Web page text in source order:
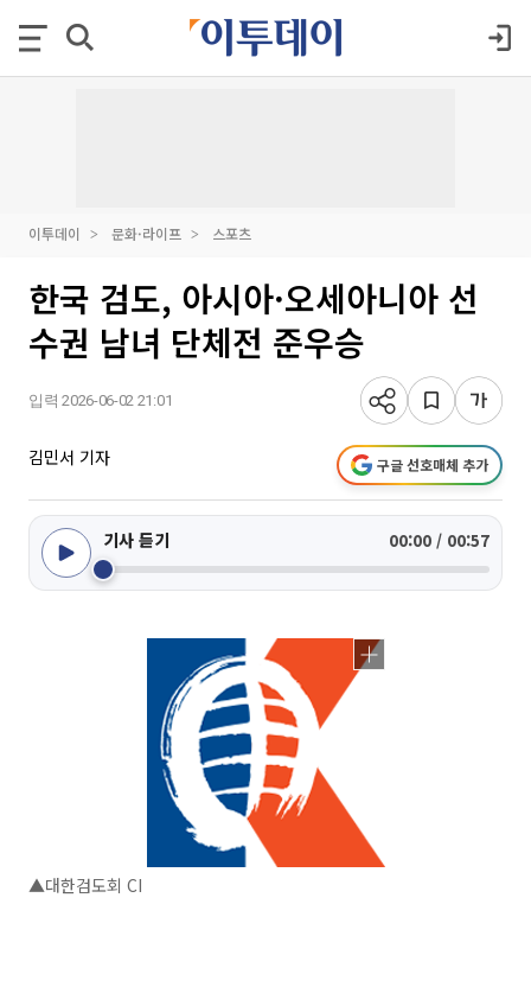
이투데이 문화·라이프 스포츠
한국 검도, 아시아·오세아니아 선
수권 남녀 단체전 준우승
입력 2026-06-02 21:01
김민서 기자 구글 선호매체 추가
기사 듣기 00:00 / 00:57
▲대한검도회 CI